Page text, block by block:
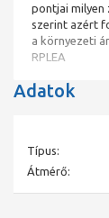
pontjai milyen
szerint azért
a környezeti
RPLEA
Adatok
Típus:
Átmérő: